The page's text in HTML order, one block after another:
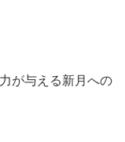
が与える新月への